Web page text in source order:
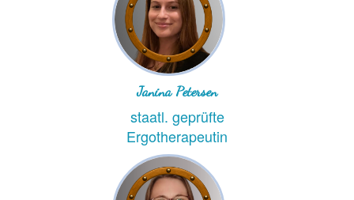
Janina Petersen
staatl. geprüfte
Ergotherapeutin